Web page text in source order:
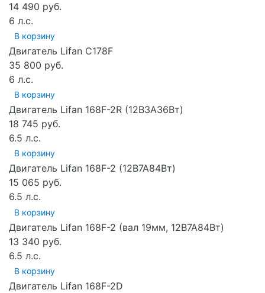
14 490 руб.
6 л.с.
В корзину
Двигатель Lifan C178F
35 800 руб.
6 л.с.
В корзину
Двигатель Lifan 168F-2R (12В3А36Вт)
18 745 руб.
6.5 л.с.
В корзину
Двигатель Lifan 168F-2 (12В7А84Вт)
15 065 руб.
6.5 л.с.
В корзину
Двигатель Lifan 168F-2 (вал 19мм, 12В7А84Вт)
13 340 руб.
6.5 л.с.
В корзину
Двигатель Lifan 168F-2D